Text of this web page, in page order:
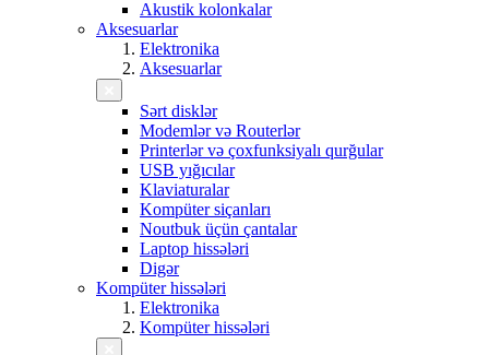
Akustik kolonkalar
Aksesuarlar
Elektronika
Aksesuarlar
Sərt disklər
Modemlər və Routerlər
Printerlər və çoxfunksiyalı qurğular
USB yığıcılar
Klaviaturalar
Kompüter siçanları
Noutbuk üçün çantalar
Laptop hissələri
Digər
Kompüter hissələri
Elektronika
Kompüter hissələri